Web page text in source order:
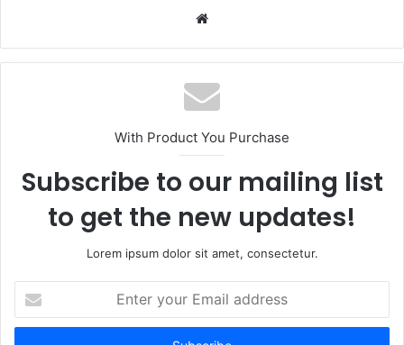
Website
With Product You Purchase
Subscribe to our mailing list
to get the new updates!
Lorem ipsum dolor sit amet, consectetur.
your
Email